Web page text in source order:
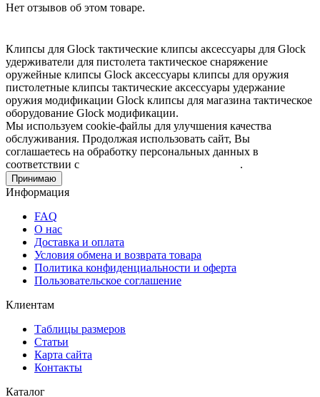
Нет отзывов об этом товаре.
Клипсы для Glock тактические клипсы аксессуары для Glock
удерживатели для пистолета тактическое снаряжение
оружейные клипсы Glock аксессуары клипсы для оружия
пистолетные клипсы тактические аксессуары удержание
оружия модификации Glock клипсы для магазина тактическое
оборудование Glock модификации.
Мы используем cookie-файлы для улучшения качества
обслуживания. Продолжая использовать сайт, Вы
соглашаетесь на обработку персональных данных в
соответствии с
.
Принимаю
Информация
FAQ
О нас
Доставка и оплата
Условия обмена и возврата товара
Политика конфиденциальности и оферта
Пользовательское соглашение
Клиентам
Таблицы размеров
Статьи
Карта сайта
Контакты
Каталог